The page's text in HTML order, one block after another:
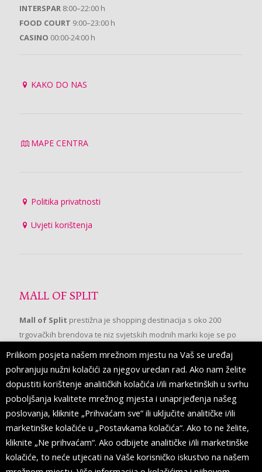
INTERSPAR 8:00–22:00 h
FOOD COURT 9:00–23:00 h
CASINO 00:00-24:00 h
KAKO DO NAS
MAPE CENTRA
Politika privatnosti
Uvjeti korištenja
MALL OF SPLIT
Mall of Split prestižna je shopping destinacija s oko 200
trgovačkih brendova te niz svjetskih modnih marki koje se po
prvi put pojavljuju u Splitu.
PRATITE NAS
Prilikom posjeta našem mrežnom mjestu na Vaš se uređaj
pohranjuju nužni kolačići za njegov uredan rad. Ako nam želite
dopustiti korištenje analitičkih kolačića i/ili marketinških u svrhu
poboljšanja kvalitete mrežnog mjesta i unaprjeđenja našeg
poslovanja, kliknite „Prihvaćam sve“ ili uključite analitičke i/ili
marketinške kolačiće u „Postavkama kolačića“. Ako to ne želite,
kliknite „Ne prihvaćam“. Ako odbijete analitičke i/ili marketinške
kolačiće, to neće utjecati na Vaše korisničko iskustvo na našem